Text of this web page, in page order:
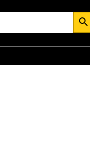
search